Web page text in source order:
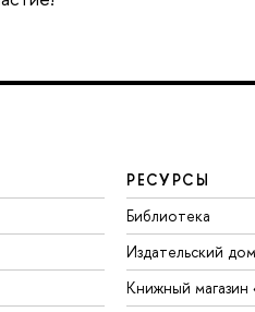
РЕСУРСЫ
Библиотека
Издательский
Книжный магазин